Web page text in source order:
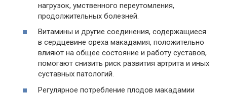
нагрузок, умственного переутомления,
продолжительных болезней.
Витамины и другие соединения, содержащиеся
в сердцевине ореха макадамия, положительно
влияют на общее состояние и работу суставов,
помогают снизить риск развития артрита и иных
суставных патологий.
Регулярное потребление плодов макадамии